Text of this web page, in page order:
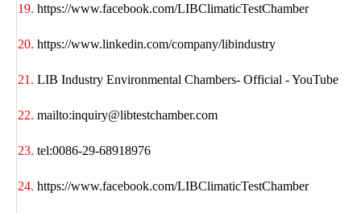
https://www.facebook.com/LIBClimaticTestChamber
https://www.linkedin.com/company/libindustry
LIB Industry Environmental Chambers- Official - YouTube
mailto:inquiry@libtestchamber.com
tel:0086-29-68918976
https://www.facebook.com/LIBClimaticTestChamber